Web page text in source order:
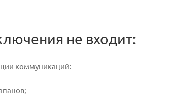
не входит:
коммуникаций: